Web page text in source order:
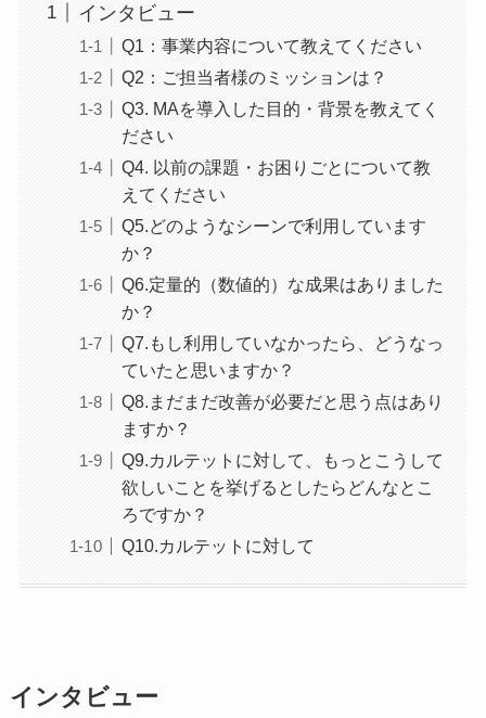
インタビュー
Q1：事業内容について教えてください
Q2：ご担当者様のミッションは？
Q3. MAを導入した目的・背景を教えてく
ださい
Q4. 以前の課題・お困りごとについて教
えてください
Q5.どのようなシーンで利用しています
か？
Q6.定量的（数値的）な成果はありました
か？
Q7.もし利用していなかったら、どうなっ
ていたと思いますか？
Q8.まだまだ改善が必要だと思う点はあり
ますか？
Q9.カルテットに対して、もっとこうして
欲しいことを挙げるとしたらどんなとこ
ろですか？
Q10.カルテットに対して
インタビュー